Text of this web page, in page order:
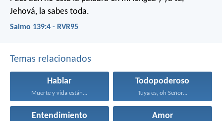
Jehová, la sabes toda.
Salmo 139:4 - RVR95
Temas relacionados
Hablar
Muerte y vida están...
Todopoderoso
Tuya es, oh Señor...
Entendimiento Amor